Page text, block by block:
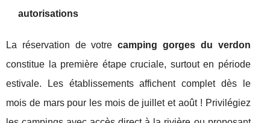
autorisations
La réservation de votrecamping gorges du verdon
constitue la première étape cruciale, surtout en période
estivale. Les établissements affichent complet dès le
mois de mars pour les mois de juillet et août ! Privilégiez